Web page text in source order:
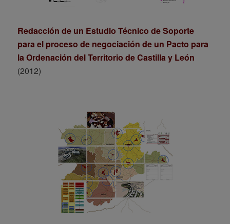
Redacción de un Estudio Técnico de Soporte
para el proceso de negociación de un Pacto para
la Ordenación del Territorio de Castilla y León
(2012)